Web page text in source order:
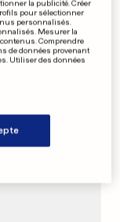
français
sa mort
la publicité. Créer
pour sélectionner
personnalisés.
Mesurer la
Comprendre
de données provenant
Utiliser des données